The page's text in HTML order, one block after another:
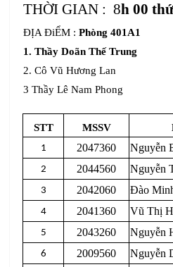
THỜI GIAN : 8h 00
ĐỊA ĐiỂM : Phòng 401A1
1. Thầy Doãn Thế Trung
2. Cô Vũ Hương Lan
3 Thầy Lê Nam Phong
STT MSSV
1 2047360 Nguyễn
2 2044560 Nguyễn
3 2042060 Đào
4 2041360 Vũ Thị
5 2043260 Nguyễn
6 2009560 Nguyễn